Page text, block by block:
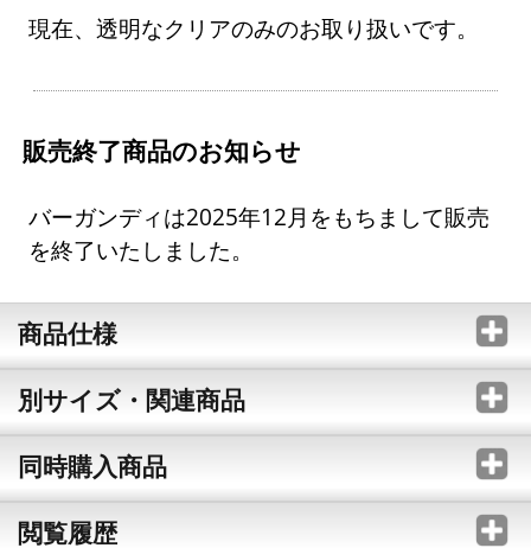
現在、透明なクリアのみのお取り扱いです。
販売終了商品のお知らせ
バーガンディは2025年12月をもちまして販売
を終了いたしました。
商品仕様
別サイズ・関連商品
同時購入商品
閲覧履歴